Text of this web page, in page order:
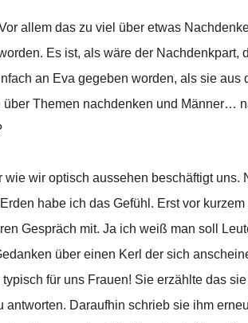
allem das zu viel über etwas
Es ist, als wäre der Nachdenkpart,
an Eva gegeben worden, als sie aus
über Themen nachdenken und Männer…
wie wir optisch aussehen beschäftigt
habe ich das Gefühl. Erst vor
Gespräch mit. Ja ich weiß man soll
über einen Kerl der sich
typisch für uns Frauen! Sie erzählte das
antworten. Daraufhin schrieb sie ihm